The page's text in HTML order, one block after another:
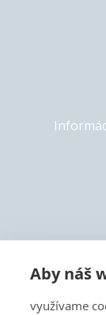
Aby náš
využívame